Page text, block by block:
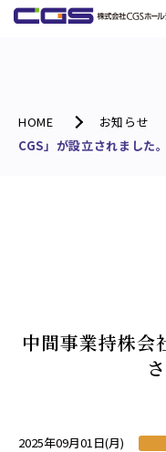
HOME お知らせ
CGS」が設立されました。
中間事業持株会
2025年09月01日(月)